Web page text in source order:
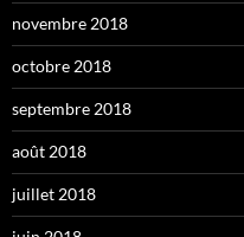
novembre 2018
octobre 2018
septembre 2018
août 2018
juillet 2018